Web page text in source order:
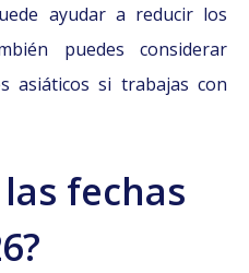
ayudar a reducir los
puedes considerar
asiáticos si trabajas con
fechas